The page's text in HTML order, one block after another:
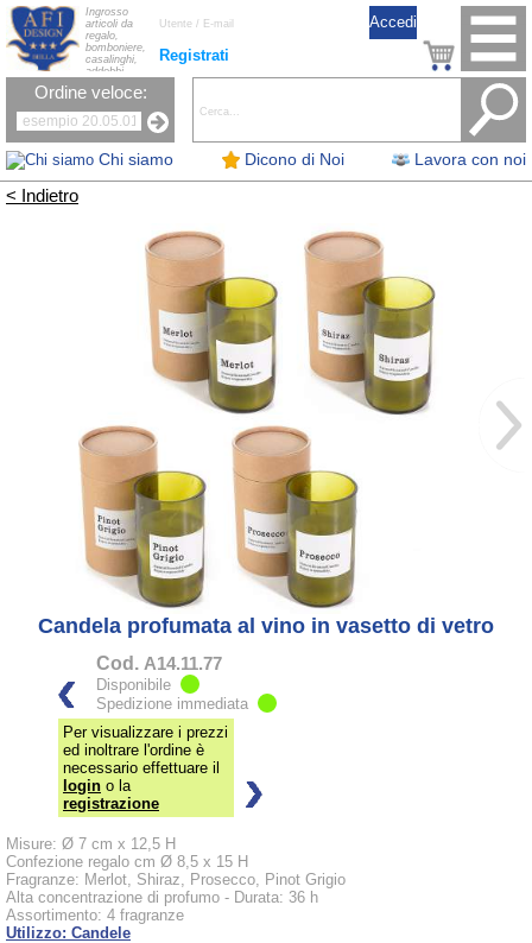
Chi siamo Dicono di Noi Lavora con noi
Registrati
Ingrosso
articoli da
regalo,
bomboniere,
casalinghi,
addobbi
natalizi, nastri,
oggettistica,
la tavola, fiori
artificiali e
candele.
Ordine veloce:
< Indietro
Candela profumata al vino in vasetto di vetro
Cod. A14.11.77
Disponibile
Spedizione immediata
Per visualizzare i prezzi
ed inoltrare l'ordine è
necessario effettuare il
login o la
registrazione
Misure: Ø 7 cm x 12,5 H
Confezione regalo cm Ø 8,5 x 15 H
Fragranze: Merlot, Shiraz, Prosecco, Pinot Grigio
Alta concentrazione di profumo - Durata: 36 h
Assortimento: 4 fragranze
Utilizzo: Candele